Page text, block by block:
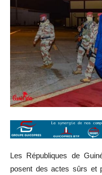
Les Républiques de
posent des actes sûrs et